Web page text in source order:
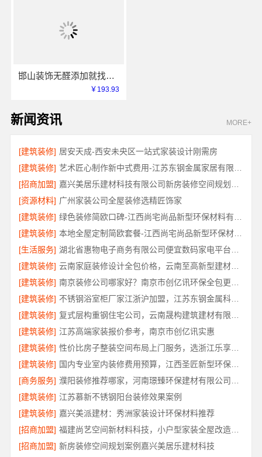
邯山装饰无醛添加就找邯郸至臻全宅新材料有限公司
￥193.93
新闻资讯 MORE+
[建筑装修] 居安天成-西安未央区一站式家装设计刚需房
[建筑装修]
[招商加盟]
[资源材料] 广州家装公司全屋装修选精匠饰家
[建筑装修]
[建筑装修]
本地全屋定制简欧套餐-江西尚宅尚品新型环保材料有限公司
[生活服务]
[建筑装修]
云南家庭装修设计全包价格，云南至高新型建材有限公司性价比高
[建筑装修]
[建筑装修]
不锈钢浴室柜厂家江浙沪加盟，江苏东钢金属科技有限公司诚邀合作
[建筑装修]
[建筑装修] 江苏高端家装报价参考，南京市创亿讯实惠
[建筑装修]
性价比房子整装空间布局上门服务，选浙江乐享新材料有限公司
[建筑装修]
国内专业室内装修费用预算，江西圣匠新型环保材料有限公司
[商务服务]
[建筑装修] 江苏慕新不锈钢阳台装修效果案例
[建筑装修] 嘉兴美派建材：秀洲家装设计环保材料推荐
[招商加盟]
福建尚艺空间新材料科技，小户型家装全屋改造优选报价
[招商加盟] 新房装修空间规划案例嘉兴美居乐建材科技